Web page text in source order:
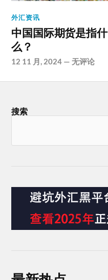
外汇资讯
中国国际期货是指什
么？
12 11 月, 2024 —无评论
搜索